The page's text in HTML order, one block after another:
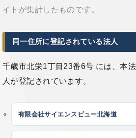
イトが集計したものです。
同一住所に登記されている法人
千歳市北栄1丁目23番6号 には、本
人が登記されています。
有限会社サイエンスビュー北海道